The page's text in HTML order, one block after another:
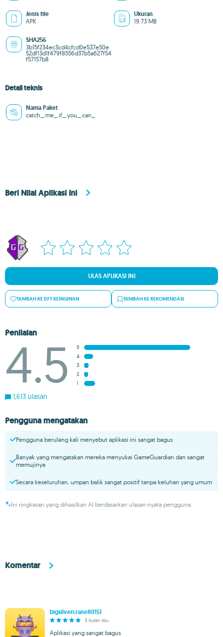
Jenis file
APK
Ukuran
19.73 MB
SHA256
3b15f234ec3cd4cfcd0e537e50e
52df13d1f479f8556d37b5a627f54
f57157b8
Detail teknis
Nama Paket
catch_.me_.if_.you_.can_
Beri Nilai Aplikasi Ini
ULAS APLIKASI INI
TAMBAH KE DFT KEINGINAN TAMBAH KE REKOMENDASI
Penilaian
4.5
5
4
3
2
1
1,613 ulasan
Pengguna mengatakan
Pengguna berulang kali menyebut aplikasi ini sangat bagus
Banyak yang mengatakan mereka menyukai GameGuardian dan sangat
memujinya
Secara keseluruhan, umpan balik sangat positif tanpa keluhan yang umum
Ini ringkasan yang dihasilkan AI berdasarkan ulasan nyata pengguna.
Komentar
bigsilvercrane80151
3 bulan lalu
Aplikasi yang sangat bagus